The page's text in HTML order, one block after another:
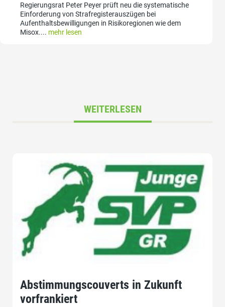
Regierungsrat Peter Peyer prüft neu die systematische
Einforderung von Strafregisterauszügen bei
Aufenthaltsbewilligungen in Risikoregionen wie dem
Misox.... mehr lesen
WEITERLESEN
Abstimmungscouverts in Zukunft
vorfrankiert